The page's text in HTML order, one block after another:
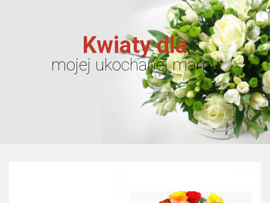
Kwiaty dla
mojej ukochanej mamy